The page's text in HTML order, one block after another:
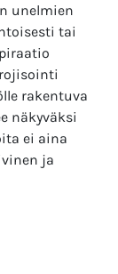
unelmien
tai
rakentuva
näkyväksi
ei aina
ja